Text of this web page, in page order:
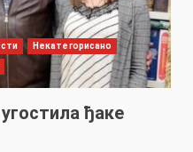
Некатегорисано
ђаке